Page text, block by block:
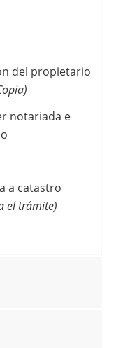
del propietario
notariada e
a catastro
el trámite)